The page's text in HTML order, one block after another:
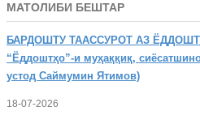
МАТОЛИБИ БЕШТАР
БАРДОШТУ ТААССУРОТ АЗ
“Ёддоштҳо”-и муҳаққиқ,
устод Саймумин Ятимов)
18-07-2026